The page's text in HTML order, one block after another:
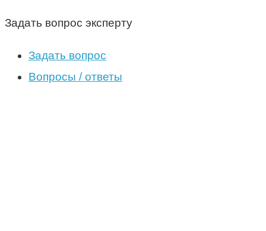
Задать вопрос эксперту
Задать вопрос
Вопросы / ответы